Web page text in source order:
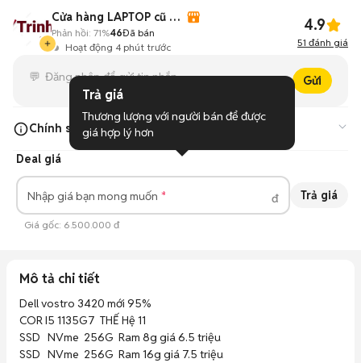
Cửa hàng LAPTOP cũ giá rẻ
Hoạt động 4 phút trước
Phản hồi: 71%46Đã bán 4.9
51 đánh giá
Gửi
Chính sách cửa hàng
Bảo hành 1 tháng phần cứng
Đổi trả hàng 1 đổi 1 trong 7 ngày
GIÁ RẺ TỐT NHẤT KHI ĐẾN VỚI KHÁCH HÀNG
Deal giá
Nhập giá bạn mong muốn đ Trả giá
Giá gốc: 6.500.000 đ
Mô tả chi tiết
Dell vostro 3420 mới 95%
COR I5 1135G7  THẾ Hệ 11
SSD   NVme  256G  Ram 8g giá 6.5 triệu
SSD   NVme  256G  Ram 16g giá 7.5 triệu
Trả giá
Thương lượng với người bán để được
giá hợp lý hơn